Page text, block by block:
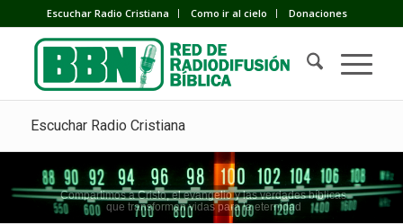
Escuchar Radio Cristiana Como ir al cielo Donaciones
Escuchar Radio Cristiana
Compartimos a Cristo, el evangelio y las verdades bíblicas
que transforman vidas para la eternidad